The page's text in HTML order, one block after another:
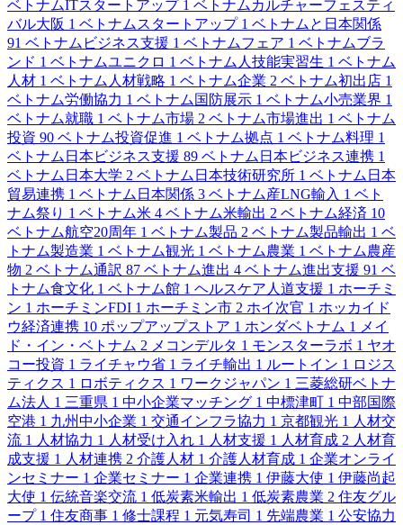
ベトナムITスタートアップ 1 ベトナムカルチャーフェスティ
バル大阪 1 ベトナムスタートアップ 1 ベトナムと日本関係
91 ベトナムビジネス支援 1 ベトナムフェア 1 ベトナムブラ
ンド 1 ベトナムユニクロ 1 ベトナム人技能実習生 1 ベトナム
人材 1 ベトナム人材戦略 1 ベトナム企業 2 ベトナム初出店 1
ベトナム労働協力 1 ベトナム国防展示 1 ベトナム小売業界 1
ベトナム就職 1 ベトナム市場 2 ベトナム市場進出 1 ベトナム
投資 90 ベトナム投資促進 1 ベトナム拠点 1 ベトナム料理 1
ベトナム日本ビジネス支援 89 ベトナム日本ビジネス連携 1
ベトナム日本大学 2 ベトナム日本技術研究所 1 ベトナム日本
貿易連携 1 ベトナム日本関係 3 ベトナム産LNG輸入 1 ベト
ナム祭り 1 ベトナム米 4 ベトナム米輸出 2 ベトナム経済 10
ベトナム航空20周年 1 ベトナム製品 2 ベトナム製品輸出 1 ベ
トナム製造業 1 ベトナム観光 1 ベトナム農業 1 ベトナム農産
物 2 ベトナム通訳 87 ベトナム進出 4 ベトナム進出支援 91 ベ
トナム食文化 1 ベトナム館 1 ヘルスケア人道支援 1 ホーチミ
ン 1 ホーチミンFDI 1 ホーチミン市 2 ホイ次官 1 ホッカイド
ウ経済連携 10 ポップアップストア 1 ホンダベトナム 1
メイ
ド・イン・ベトナム 2 メコンデルタ 1 モンスターラボ 1 ヤオ
コー投資 1 ライチャウ省 1 ライチ輸出 1 ルートイン 1 ロジス
ティクス 1 ロボティクス 1 ワークジャパン 1 三菱総研ベトナ
ム法人 1 三重県 1 中小企業マッチング 1 中標津町 1 中部国際
空港 1 九州中小企業 1 交通インフラ協力 1 京都観光 1 人材交
流 1 人材協力 1 人材受け入れ 1 人材支援 1 人材育成 2 人材育
成支援 1 人材連携 2 介護人材 1 介護人材育成 1 企業オンライ
ンセミナー 1 企業セミナー 1 企業連携 1 伊藤大使 1 伊藤尚起
大使 1 伝統音楽交流 1 低炭素米輸出 1 低炭素農業 2 住友グル
ープ 1 住友商事 1 修士課程 1 元気寿司 1 先端農業 1 公安協力